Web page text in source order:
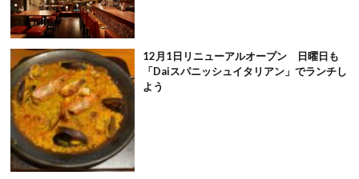
12月1日リニューアルオープン 日曜日も
「Daiスパニッシュイタリアン」でランチし
よう